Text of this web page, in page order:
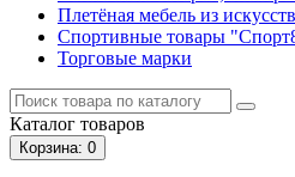
Плетёная мебель из
Спортивные товары
Торговые марки
Каталог товаров
Корзина: 0